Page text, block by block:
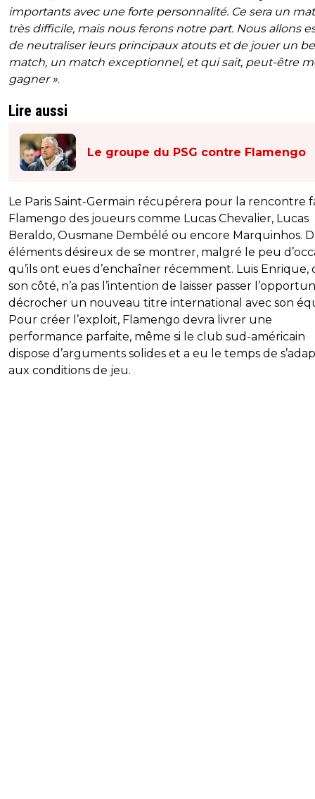
importants avec une forte personnalité. Ce sera un
très difficile, mais nous ferons notre part. Nous allons
de neutraliser leurs principaux atouts et de jouer un
match, un match exceptionnel, et qui sait, peut-être
gagner ».
Lire aussi
Le groupe du PSG contre Flamengo
Le Paris Saint-Germain récupérera pour la rencontre
Flamengo des joueurs comme Lucas Chevalier, Lucas
Beraldo, Ousmane Dembélé ou encore Marquinhos.
éléments désireux de se montrer, malgré le peu
qu’ils ont eues d’enchaîner récemment. Luis Enrique,
son côté, n’a pas l’intention de laisser passer
décrocher un nouveau titre international avec son
Pour créer l’exploit, Flamengo devra livrer une
performance parfaite, même si le club sud-américain
dispose d’arguments solides et a eu le temps de
aux conditions de jeu.